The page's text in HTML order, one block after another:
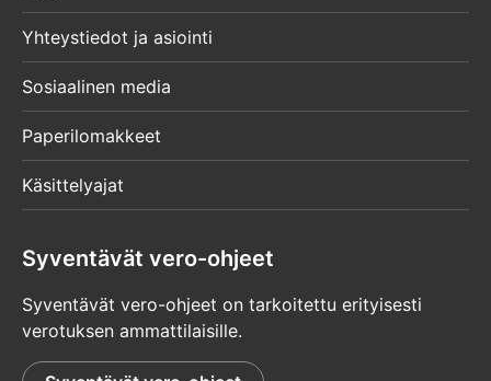
Yhteystiedot ja asiointi
Sosiaalinen media
Paperilomakkeet
Käsittelyajat
Syventävät vero-ohjeet
Syventävät vero-ohjeet on tarkoitettu erityisesti
verotuksen ammattilaisille.